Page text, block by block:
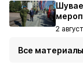
2
Все материалы